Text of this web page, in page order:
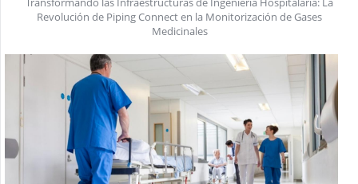
Revolución de Piping Connect en la Monitorización de Gases
Medicinales